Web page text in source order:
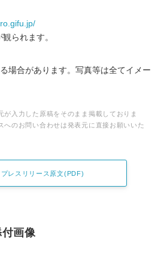
られます。
場合があります。写真等は全てイメー
が入力した原稿をそのまま掲載しておりま
へのお問い合わせは発表元に直接お願いいた
プレスリリース原文(PDF)
画像